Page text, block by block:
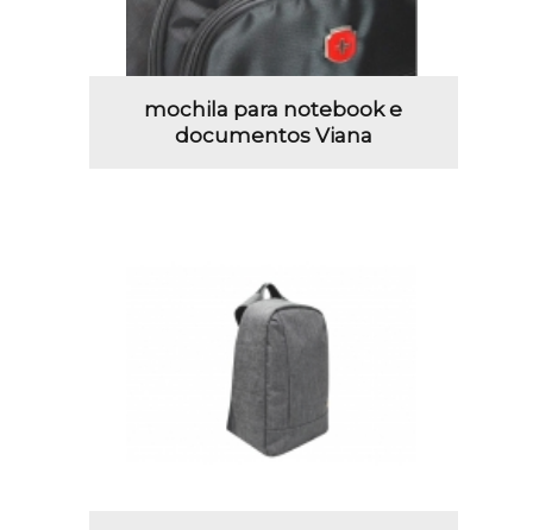
mochila para notebook e
documentos Viana